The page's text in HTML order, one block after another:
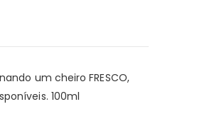
um cheiro FRESCO,
100ml